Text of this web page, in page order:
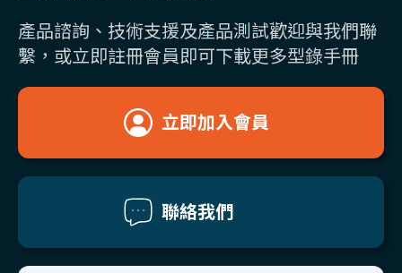
產品諮詢、技術支援及產品測試歡迎與我們聯
繫，或立即註冊會員即可下載更多型錄手冊
立即加入會員
聯絡我們